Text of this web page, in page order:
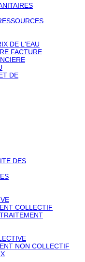
DE L'EAU
FACTURE
DE
DES
COLLECTIF
NON COLLECTIF